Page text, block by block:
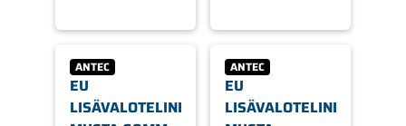
ANTEC
EU
LISÄVALOTELINE
ANTEC
EU
LISÄVALOTELINE